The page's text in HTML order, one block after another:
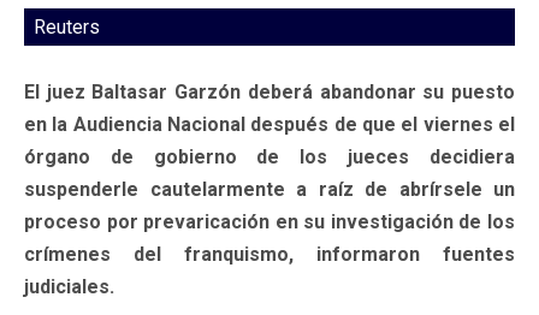
Reuters
El juez Baltasar Garzón deberá abandonar su puesto
en la Audiencia Nacional después de que el viernes el
órgano de gobierno de los jueces decidiera
suspenderle cautelarmente a raíz de abrírsele un
proceso por prevaricación en su investigación de los
crímenes del franquismo, informaron fuentes
judiciales.